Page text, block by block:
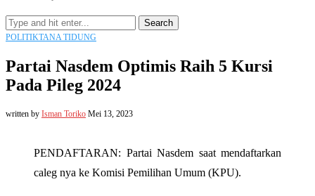
Search
POLITIKTANA TIDUNG
Partai Nasdem Optimis Raih 5 Kursi
Pada Pileg 2024
written by Isman Toriko Mei 13, 2023
PENDAFTARAN: Partai Nasdem saat mendaftarkan
caleg nya ke Komisi Pemilihan Umum (KPU).